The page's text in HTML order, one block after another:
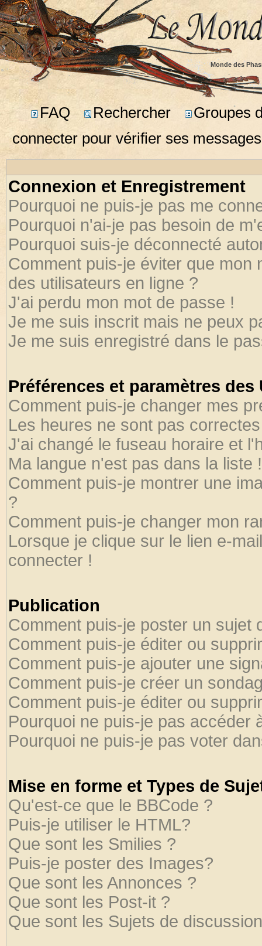
Monde des
FAQ Rechercher
Groupes
connecter pour vérifier ses
Connexion et Enregistrement
Pourquoi ne puis-je pas me
Pourquoi n'ai-je pas besoin de
Pourquoi suis-je déconnecté
Comment puis-je éviter que mon
des utilisateurs en ligne ?
J'ai perdu mon mot de passe !
Je me suis inscrit mais ne peux
Je me suis enregistré dans le
Préférences et paramètres
Comment puis-je changer mes
Les heures ne sont pas
J'ai changé le fuseau horaire et
Ma langue n'est pas dans la liste !
Comment puis-je montrer une
?
Comment puis-je changer mon
Lorsque je clique sur le lien e-
connecter !
Publication
Comment puis-je poster un sujet
Comment puis-je éditer ou
Comment puis-je ajouter une
Comment puis-je créer un
Comment puis-je éditer ou
Pourquoi ne puis-je pas accéder
Pourquoi ne puis-je pas voter
Mise en forme et Types de
Qu'est-ce que le BBCode ?
Puis-je utiliser le HTML?
Que sont les Smilies ?
Puis-je poster des Images?
Que sont les Annonces ?
Que sont les Post-it ?
Que sont les Sujets de